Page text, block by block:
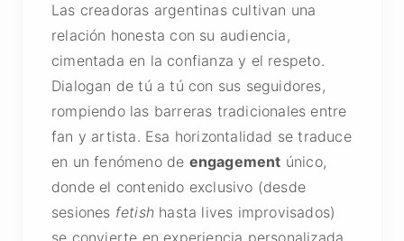
Las creadoras argentinas cultivan una
relación honesta con su audiencia,
cimentada en la confianza y el respeto.
Dialogan de tú a tú con sus seguidores,
rompiendo las barreras tradicionales entre
fan y artista. Esa horizontalidad se traduce
en un fenómeno de engagement único,
donde el contenido exclusivo (desde
sesiones fetish hasta lives improvisados)
se convierte en experiencia personalizada.